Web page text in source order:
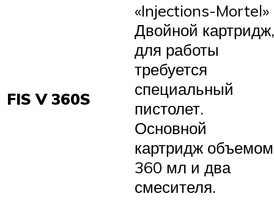
FIS V 360S
«Injections-Mortel»
Двойной картридж,
для работы
требуется
специальный
пистолет.
Основной
картридж объемом
360 мл и два
смесителя.